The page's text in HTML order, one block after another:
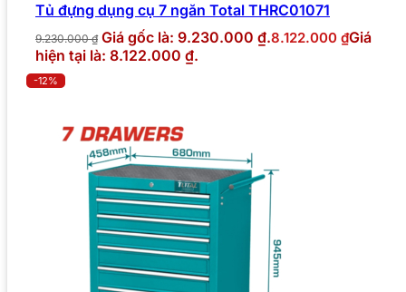
Tủ đựng dụng cụ 7 ngăn Total THRC01071
9.230.000₫ Giá gốc là: 9.230.000 ₫.8.122.000 ₫Giá
hiện tại là: 8.122.000 ₫.
-12%